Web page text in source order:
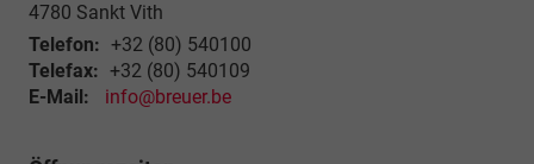
4780 Sankt Vith
Telefon: +32 (80) 540100
Telefax: +32 (80) 540109
E-Mail:
info@breuer.be